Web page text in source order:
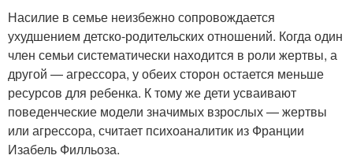
Насилие в семье неизбежно сопровождается
ухудшением детско-родительских отношений. Когда один
член семьи систематически находится в роли жертвы, а
другой — агрессора, у обеих сторон остается меньше
ресурсов для ребенка. К тому же дети усваивают
поведенческие модели значимых взрослых — жертвы
или агрессора, считает психоаналитик из Франции
Изабель Филльоза.